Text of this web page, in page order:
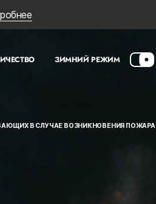
ЗИМНИЙ РЕЖИМ
В СЛУЧАЕ ВОЗНИКНОВЕНИЯ ПОЖАРА